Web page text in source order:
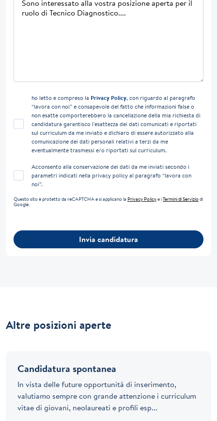
ho letto e compreso la Privacy Policy, con riguardo al paragrafo
“lavora con noi” e consapevole del fatto che informazioni false o
non esatte comporterebbero la cancellazione della mia richiesta di
candidatura garantisco l'esattezza dei dati comunicati e riportati
sul curriculum da me inviato e dichiaro di essere autorizzato alla
comunicazione dei dati personali relativi a terzi da me
eventualmente trasmessi e/o riportati sul curriculum.
Acconsento alla conservazione dei dati da me inviati secondo i
parametri indicati nella privacy policy al paragrafo “lavora con
noi”.
Questo sito è protetto da reCAPTCHA e si applicano la Privacy Policye iTermini di Serviziodi
Google.
Invia candidatura
Altre posizioni aperte
Candidatura spontanea
In vista delle future opportunità di inserimento,
valutiamo sempre con grande attenzione i curriculum
vitae di giovani, neolaureati e profili esp...